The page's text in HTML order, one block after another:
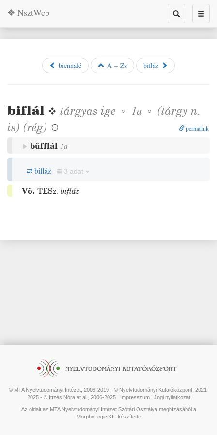
Toggle
search
❖ NsztWeb
biennálé A – Zs bifláz
biflál ❖ tárgyas ige ◦ 1a ◦ (tárgy n.
is) (rég)  permalink
büfflál 1a
bifláz 3 adat
Vö. TESz. bifláz
© MTA Nyelvtudományi Intézet, 2006-2019 - © Nyelvtudományi Kutatóközpont, 2021-
2025 - © Ittzés Nóra et al., 2006-2025 | Impresszum| Jogi nyilatkozat
Az oldalt az MTA Nyelvtudományi Intézet Szótári Osztálya megbízásából a
MorphoLogic Kft. készítette